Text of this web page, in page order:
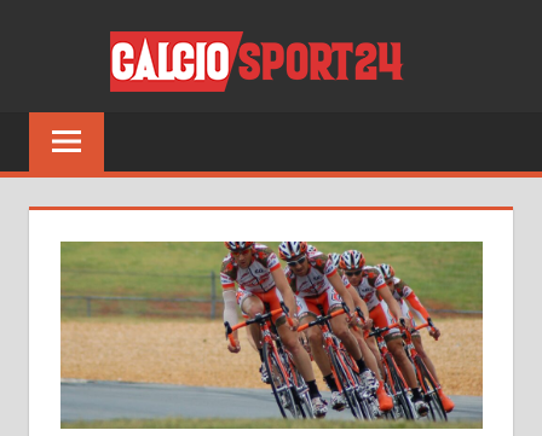
Tutto
sul
del
non
solo